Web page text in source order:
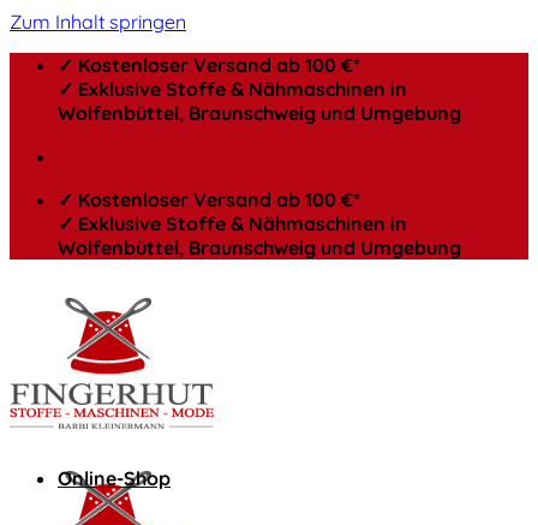
Zum Inhalt springen
✓ Kostenloser Versand ab 100 €*
✓ Exklusive Stoffe & Nähmaschinen in
Wolfenbüttel, Braunschweig und Umgebung
✓ Kostenloser Versand ab 100 €*
✓ Exklusive Stoffe & Nähmaschinen in
Wolfenbüttel, Braunschweig und Umgebung
Online-Shop